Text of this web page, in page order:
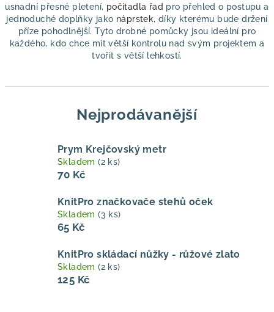
usnadní přesné pletení, počítadla řad pro přehled o postupu a
jednoduché doplňky jako náprstek, díky kterému bude držení
příze pohodlnější. Tyto drobné pomůcky jsou ideální pro
každého, kdo chce mít větší kontrolu nad svým projektem a
tvořit s větší lehkostí.
Nejprodávanější
Prym Krejčovský metr
Skladem(2 ks)
70 Kč
KnitPro značkovače stehů oček
Skladem(3 ks)
65 Kč
KnitPro skládací nůžky - růžové zlato
Skladem(2 ks)
125 Kč